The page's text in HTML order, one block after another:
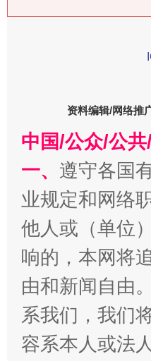
“刷贴”乱象丛生
资料编辑/网络推
中国/公众/公
一、 遵守各国
业规定和网络
他人或（单位
响的，本网将
由和新闻自由
系我们，我们
容系本人或法